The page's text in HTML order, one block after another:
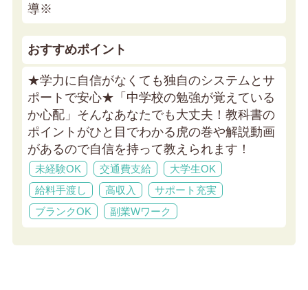
導※
おすすめポイント
★学力に自信がなくても独自のシステムとサ
ポートで安心★ 「中学校の勉強が覚えている
か心配」そんなあなたでも大丈夫！教科書の
ポイントがひと目でわかる虎の巻や解説動画
があるので自信を持って教えられます！
未経験OK 交通費支給
大学生OK
給料手渡し
高収入
サポート充実
ブランクOK
副業Wワーク